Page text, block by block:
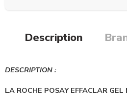
Description
DESCRIPTION :
LA ROCHE POSAY EFFACLAR